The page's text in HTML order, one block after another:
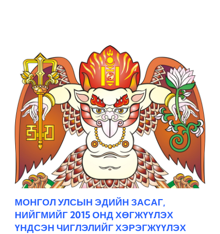
МОНГОЛ УЛСЫН ЭДИЙН ЗАСАГ,
НИЙГМИЙГ 2015 ОНД ХӨГЖҮҮЛЭХ
ҮНДСЭН ЧИГЛЭЛИЙГ ХЭРЭГЖҮҮЛЭХ